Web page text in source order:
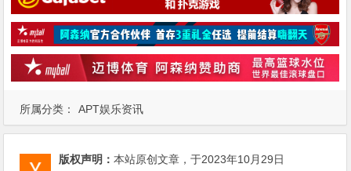
所属分类： APT娱乐资讯
版权声明：本站原创文章，于2023年10月29日